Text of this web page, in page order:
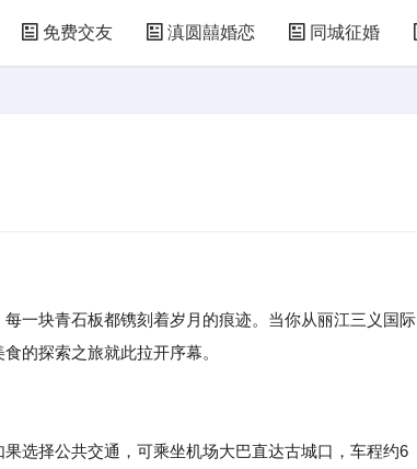
免费交友 滇圆囍婚恋 同城征婚
一块青石板都镌刻着岁月的痕迹。当你从丽江三义国际
的探索之旅就此拉开序幕。
选择公共交通，可乘坐机场大巴直达古城口，车程约6